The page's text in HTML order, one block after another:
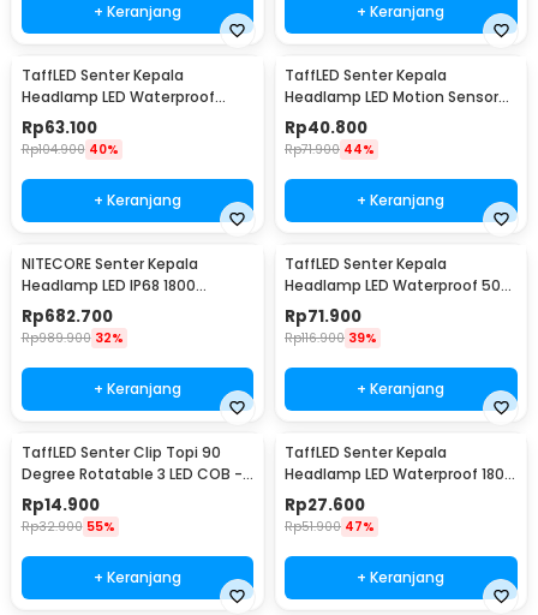
+ Keranjang + Keranjang
TaffLED Senter Kepala
Headlamp LED Waterproof
10000 Lumens - IHT425H1
Rp63.100
Rp104.900 40%
+ Keranjang
TaffLED Senter Kepala
Headlamp LED Motion Sensor
Waterproof 160 Lumens - HE30
Rp40.800
Rp71.900 44%
+ Keranjang
NITECORE Senter Kepala
Headlamp LED IP68 1800
Lumens - HC33
Rp682.700
Rp989.900 32%
+ Keranjang
TaffLED Senter Kepala
Headlamp LED Waterproof 500
Lumens - HE65
Rp71.900
Rp116.900 39%
+ Keranjang
TaffLED Senter Clip Topi 90
Degree Rotatable 3 LED COB -
3325
Rp14.900
Rp32.900 55%
+ Keranjang
TaffLED Senter Kepala
Headlamp LED Waterproof 180
Lumens - KX-1804
Rp27.600
Rp51.900 47%
+ Keranjang